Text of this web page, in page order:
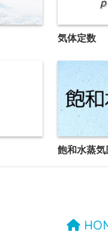
気体定数
飽和水蒸気